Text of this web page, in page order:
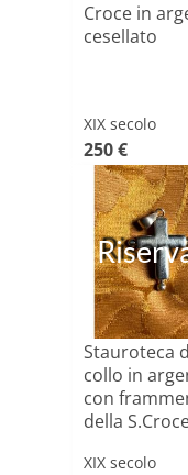
Croce in
cesellato
XIX secolo
250 €
Stauroteca
collo in
con
della
XIX secolo